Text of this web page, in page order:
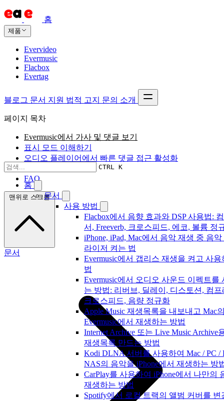
홈
제품
Evervideo
Evermusic
Flacbox
Evertag
블로그 문서 지원 법적 고지 문의 소개
CTRL K
홈
문서
사용 방법
Flacbox에서 음향 효과와 DSP 사용법:
서, Freeverb, 크로스피드, 에코, 볼륨 정
iPhone, iPad, Mac에서 음악 재생 중 음
라이저 켜는 법
Evermusic에서 갭리스 재생을 켜고 사용
법
Evermusic에서 오디오 사운드 이펙트를
는 방법: 리버브, 딜레이, 디스토션, 컴프
크로스피드, 음량 정규화
Apple Music 재생목록을 내보내고 Mac
Evermusic에서 재생하는 방법
Internet Archive 또는 Live Music Archive
재생목록 만드는 방법
Kodi DLNA 서버를 사용하여 Mac / PC /
NAS의 음악을 iPhone에서 재생하는 방
CarPlay를 사용하여 iPhone에서 나만의
재생하는 방법
Spotify에서 로컬 트랙의 앨범 커버를 변
페이지 목차
Evermusic에서 가사 및 댓글 보기
표시 모드 이해하기
오디오 플레이어에서 빠른 댓글 접근 활성화
결론
FAQ
맨위로 스크롤
문서